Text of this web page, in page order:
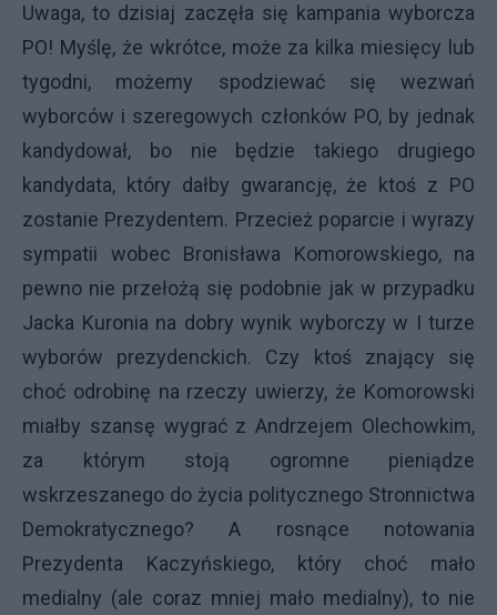
Uwaga, to dzisiaj zaczęła się kampania wyborcza
PO! Myślę, że wkrótce, może za kilka miesięcy lub
tygodni, możemy spodziewać się wezwań
wyborców i szeregowych członków PO, by jednak
kandydował, bo nie będzie takiego drugiego
kandydata, który dałby gwarancję, że ktoś z PO
zostanie Prezydentem. Przecież poparcie i wyrazy
sympatii wobec Bronisława Komorowskiego, na
pewno nie przełożą się podobnie jak w przypadku
Jacka Kuronia na dobry wynik wyborczy w I turze
wyborów prezydenckich. Czy ktoś znający się
choć odrobinę na rzeczy uwierzy, że Komorowski
miałby szansę wygrać z Andrzejem Olechowkim,
za którym stoją ogromne pieniądze
wskrzeszanego do życia politycznego Stronnictwa
Demokratycznego? A rosnące notowania
Prezydenta Kaczyńskiego, który choć mało
medialny (ale coraz mniej mało medialny), to nie